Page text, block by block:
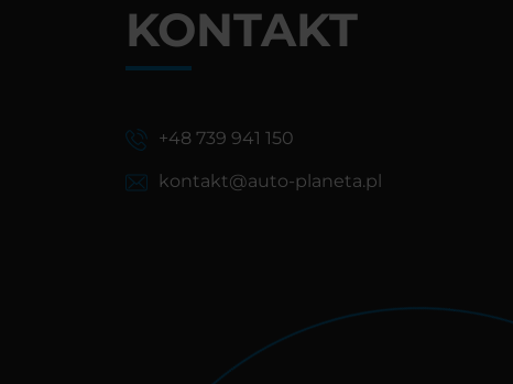
KONTAKT
+48 739 941 150
kontakt@auto-planeta.pl